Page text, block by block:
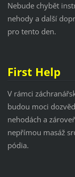
Nebude chybět
nehody a další
pro tento den.
First Help
V rámci
budou moci
nehodách a
nepřímou masáž
pódia.